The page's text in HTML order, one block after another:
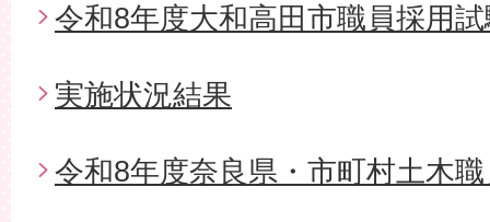
令和8年度大和高田市職員採用
実施状況結果
令和8年度奈良県・市町村土木